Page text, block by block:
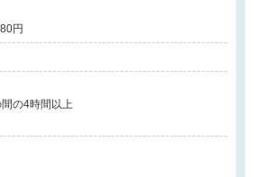
円
の4時間以上